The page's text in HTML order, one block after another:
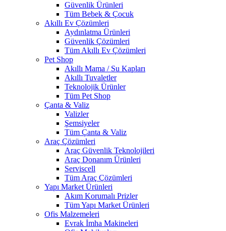
Güvenlik Ürünleri
Tüm Bebek & Çocuk
Akıllı Ev Çözümleri
Aydınlatma Ürünleri
Güvenlik Çözümleri
Tüm Akıllı Ev Çözümleri
Pet Shop
Akıllı Mama / Su Kapları
Akıllı Tuvaletler
Teknolojik Ürünler
Tüm Pet Shop
Çanta & Valiz
Valizler
Şemsiyeler
Tüm Çanta & Valiz
Araç Çözümleri
Araç Güvenlik Teknolojileri
Araç Donanım Ürünleri
Serviscell
Tüm Araç Çözümleri
Yapı Market Ürünleri
Akım Korumalı Prizler
Tüm Yapı Market Ürünleri
Ofis Malzemeleri
Evrak İmha Makineleri